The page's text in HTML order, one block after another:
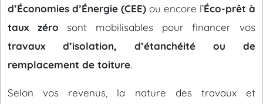
d’Économies d’Énergie (CEE) ou encore l’Éco-prêt à
taux zéro sont mobilisables pour financer vos
travaux d’isolation, d’étanchéité ou de
remplacement de toiture.
Selon vos revenus, la nature des travaux et